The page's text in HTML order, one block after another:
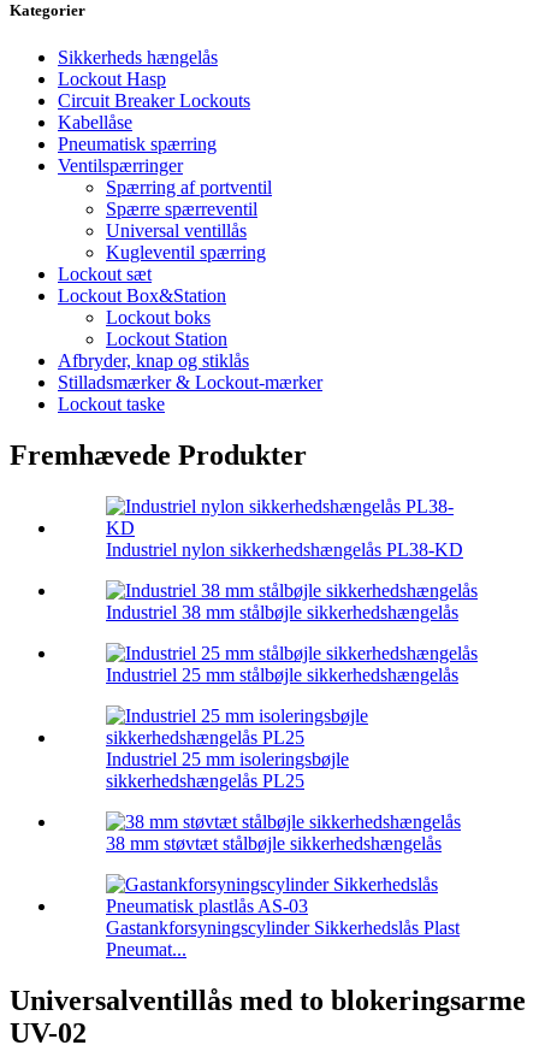
Kategorier
Sikkerheds hængelås
Lockout Hasp
Circuit Breaker Lockouts
Kabellåse
Pneumatisk spærring
Ventilspærringer
Spærring af portventil
Spærre spærreventil
Universal ventillås
Kugleventil spærring
Lockout sæt
Lockout Box&Station
Lockout boks
Lockout Station
Afbryder, knap og stiklås
Stilladsmærker & Lockout-mærker
Lockout taske
Fremhævede Produkter
Industriel nylon sikkerhedshængelås PL38-KD
Industriel 38 mm stålbøjle sikkerhedshængelås
Industriel 25 mm stålbøjle sikkerhedshængelås
Industriel 25 mm isoleringsbøjle
sikkerhedshængelås PL25
38 mm støvtæt stålbøjle sikkerhedshængelås
Gastankforsyningscylinder Sikkerhedslås Plast
Pneumat...
Universalventillås med to blokeringsarme
UV-02